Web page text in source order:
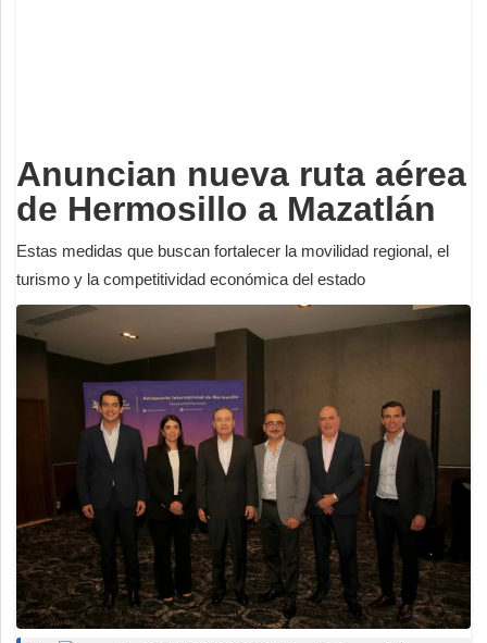
Anuncian nueva ruta aérea
de Hermosillo a Mazatlán
Estas medidas que buscan fortalecer la movilidad regional, el
turismo y la competitividad económica del estado